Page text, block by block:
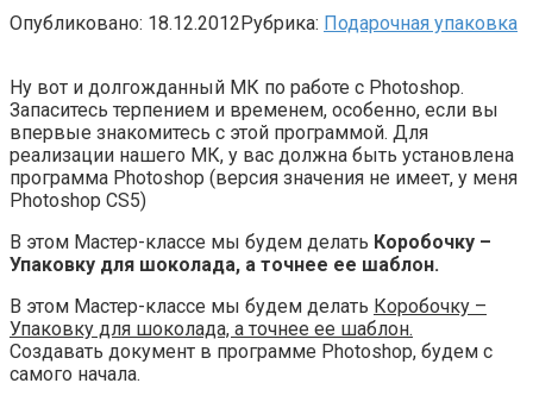
Опубликовано: 18.12.2012Рубрика: Подарочная упаковка
Ну вот и долгожданный МК по работе с Photoshop.
Запаситесь терпением и временем, особенно, если вы
впервые знакомитесь с этой программой. Для
реализации нашего МК, у вас должна быть установлена
программа Photoshop (версия значения не имеет, у меня
Photoshop CS5)
В этом Мастер-классе мы будем делать Коробочку –
Упаковку для шоколада, а точнее ее шаблон.
В этом Мастер-классе мы будем делать Коробочку –
Упаковку для шоколада, а точнее ее шаблон.
Создавать документ в программе Photoshop, будем с
самого начала.